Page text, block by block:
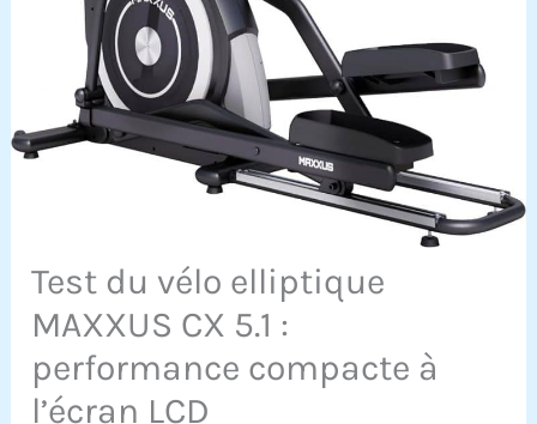
Test du vélo elliptique
MAXXUS CX 5.1 :
performance compacte à
l’écran LCD